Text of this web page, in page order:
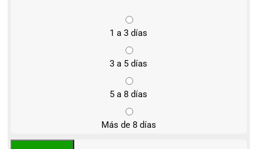
1 a 3 días
3 a 5 días
5 a 8 días
Más de 8 días